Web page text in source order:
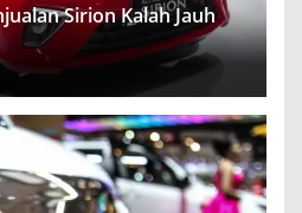
Sirion Kalah Jauh